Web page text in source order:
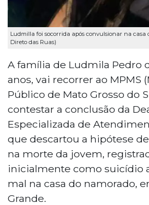
Ludmilla foi socorrida após convulsionar na casa
Direto das Ruas)
A família de Ludmila Pedro
anos, vai recorrer ao MPMS
Público de Mato Grosso do
contestar a conclusão da
Especializada de
que descartou a hipótese
na morte da jovem,
inicialmente como suicídio
mal na casa do namorado,
Grande.